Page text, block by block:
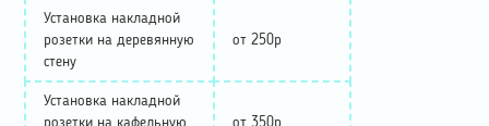
Установка накладной
розетки на деревянную
стену
от 250р
Установка накладной